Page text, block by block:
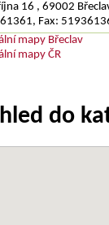
16 , 69002
Fax:
mapy Břeclav
mapy ČR
do